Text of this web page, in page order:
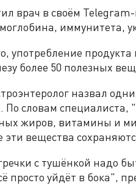
врач в своём
иммунитета,
употребление
более 50 полезных
назвал
По словам специалиста,
жиров, витамины и
эти вещества
с тушёнкой надо
просто уйдёт в бока",